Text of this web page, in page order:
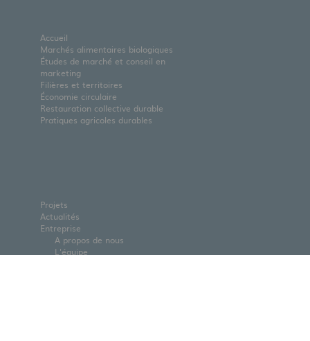
Accueil
Marchés alimentaires biologiques
Études de marché et conseil en
marketing
Filières et territoires
Économie circulaire
Restauration collective durable
Pratiques agricoles durables
Projets
Actualités
Entreprise
A propos de nous
L'équipe